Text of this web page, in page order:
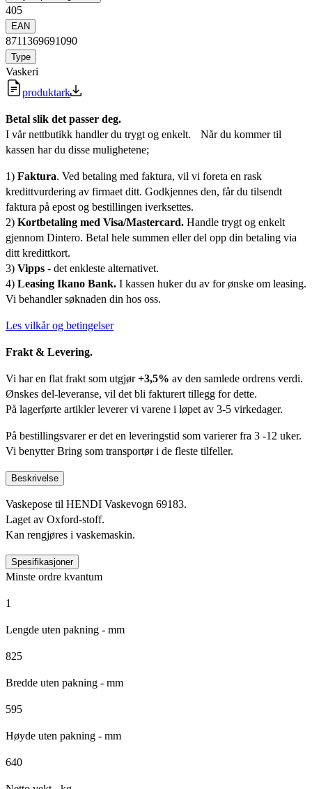
405
EAN
8711369691090
Type
Vaskeri
produktark
Betal slik det passer deg.
I vår nettbutikk handler du trygt og enkelt. Når du kommer til
kassen har du disse mulighetene;
1) Faktura. Ved betaling med faktura, vil vi foreta en rask
kredittvurdering av firmaet ditt. Godkjennes den, får du tilsendt
faktura på epost og bestillingen iverksettes.
2) Kortbetaling med Visa/Mastercard. Handle trygt og enkelt
gjennom Dintero. Betal hele summen eller del opp din betaling via
ditt kredittkort.
3) Vipps - det enkleste alternativet.
4) Leasing Ikano Bank. I kassen huker du av for ønske om leasing.
Vi behandler søknaden din hos oss.
Les vilkår og betingelser
Frakt & Levering.
Vi har en flat frakt som utgjør+3,5% av den samlede ordrens verdi.
Ønskes del-leveranse, vil det bli fakturert tillegg for dette.
På lagerførte artikler leverer vi varene i løpet av 3-5 virkedager.
På bestillingsvarer er det en leveringstid som varierer fra 3 -12 uker.
Vi benytter Bring som transportør i de fleste tilfeller.
Beskrivelse
Vaskepose til HENDI Vaskevogn 69183.
Laget av Oxford-stoff.
Kan rengjøres i vaskemaskin.
Spesifikasjoner
Minste ordre kvantum
1
Lengde uten pakning - mm
825
Bredde uten pakning - mm
595
Høyde uten pakning - mm
640